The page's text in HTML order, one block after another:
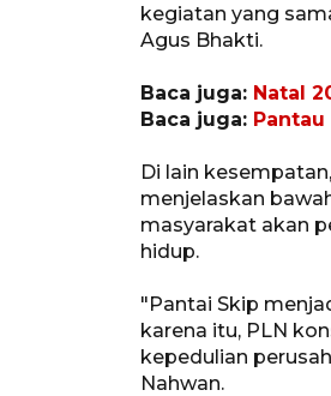
kegiatan yang
Agus Bhakti.
Baca juga: Natal
Baca juga:
Di lain
menjelaskan
masyarakat akan
hidup.
"Pantai Skip
karena itu, PLN
kepedulian
Nahwan.